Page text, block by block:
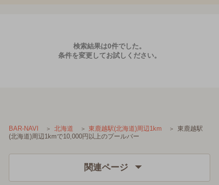
検索結果は0件でした。
条件を変更してお試しください。
BAR-NAVI 北海道 東鹿越駅(北海道)周辺1km
東鹿越駅
(北海道)周辺1kmで10,000円以上のプールバー
関連ページ